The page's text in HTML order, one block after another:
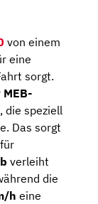
von einem
eine
sorgt.
MEB-
die speziell
Das sorgt
verleiht
die
h eine